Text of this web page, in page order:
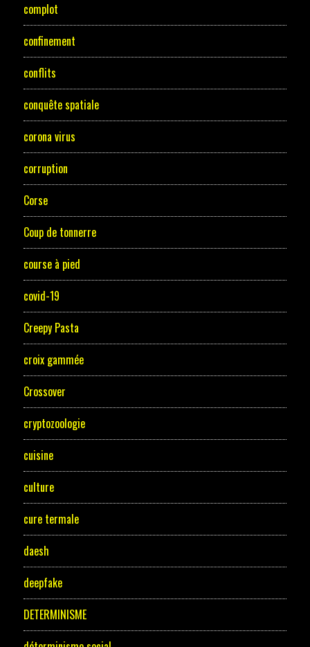
complot
confinement
conflits
conquête spatiale
corona virus
corruption
Corse
Coup de tonnerre
course à pied
covid-19
Creepy Pasta
croix gammée
Crossover
cryptozoologie
cuisine
culture
cure termale
daesh
deepfake
DETERMINISME